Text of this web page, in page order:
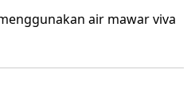
air mawar viva